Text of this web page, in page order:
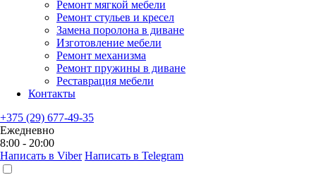
Ремонт мягкой мебели
Ремонт стульев и кресел
Замена поролона в диване
Изготовление мебели
Ремонт механизма
Ремонт пружины в диване
Реставрация мебели
Контакты
+375 (29) 677-49-35
Ежедневно
8:00 - 20:00
Написать в Viber Написать в Telegram